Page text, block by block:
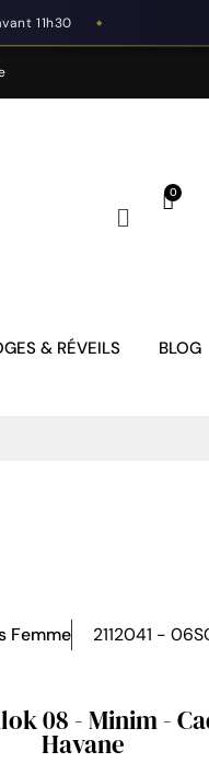
11h30 ◆
& RÉVEILS BLOG
Femme 2112041 -
08 - Minim -
Havane